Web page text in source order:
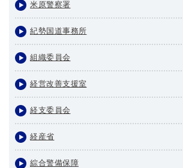
米原警察署
紀勢国道事務所
組織委員会
経営改善支援室
経支委員会
経産省
綜合警備保障